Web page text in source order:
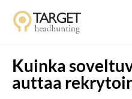
Kuinka
auttaa